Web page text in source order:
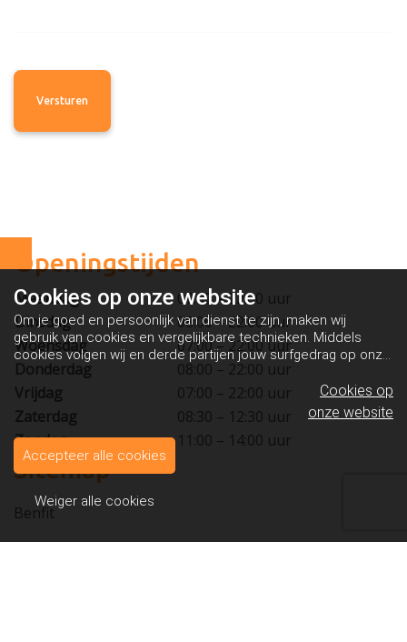
Openingstijden
Maandag
07:00 – 22:00 uur
Dinsdag
08:00 – 22:00 uur
Woensdag
07:00 – 22:00 uur
Donderdag
08:00 – 22:00 uur
Vrijdag
07:00 – 22:00 uur
Zaterdag
08:30 – 12:30 uur
Zondag
11:00 – 14:00 uur
Sitemap
Benfit
Cookies op onze website
Om je goed en persoonlijk van dienst te zijn, maken wij
gebruik van cookies en vergelijkbare technieken. Middels
cookies volgen wij en derde partijen jouw surfgedrag op onze
website. Hiermee tonen wij gepersonaliseerde advertenties
en dit maakt het voor jou mogelijk om informatie te delen via
social media.
Cookies op
onze website
Accepteer alle cookies
Weiger alle cookies